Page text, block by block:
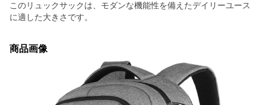
このリュックサックは、モダンな機能性を備えたデイリーユース
に適した大きさです。
商品画像